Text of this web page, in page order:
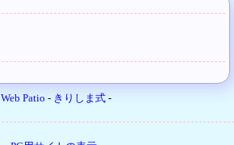
Web Patio - きりしま式 -